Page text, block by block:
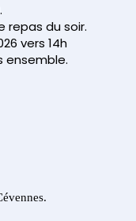
repas du soir.
vers 14h
ensemble.